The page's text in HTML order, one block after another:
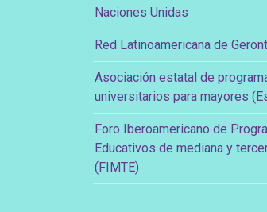
Naciones Unidas
Red Latinoamericana de
Asociación estatal de
universitarios para mayores
Foro Iberoamericano de
Educativos de mediana y
(FIMTE)